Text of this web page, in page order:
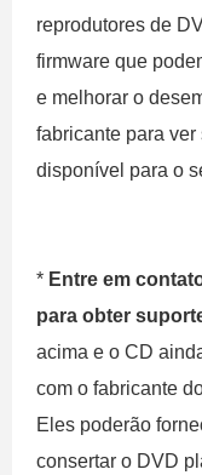
reprodutores de
firmware que
e melhorar o
fabricante para
disponível para o
* Entre em
para obter
acima e o CD
com o fabricante
Eles poderão
consertar o DVD